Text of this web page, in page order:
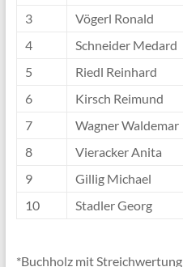
3
Vögerl Ronald
4
Schneider Medard
5
Riedl Reinhard
6
Kirsch Reimund
7
Wagner Waldemar
8
Vieracker Anita
9
Gillig Michael
10
Stadler Georg
*Buchholz mit Streichwertung